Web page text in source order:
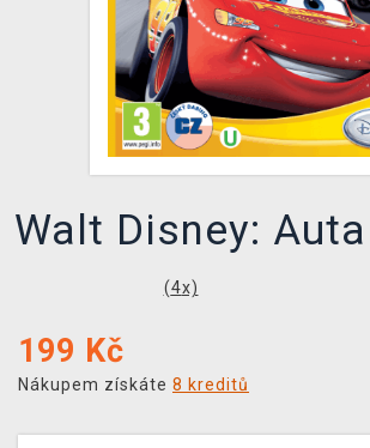
TCG & BOARDGAME HUB
VÝKUP HER (BAZAR)
Walt Disney: Auta
(4x)
199 Kč
Nákupem získáte 8 kreditů